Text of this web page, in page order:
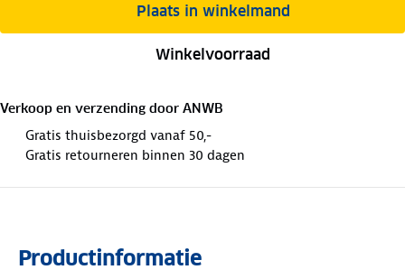
Plaats in winkelmand
Winkelvoorraad
Verkoop en verzending door ANWB
Gratis thuisbezorgd vanaf 50,-
Gratis retourneren binnen 30 dagen
Productinformatie